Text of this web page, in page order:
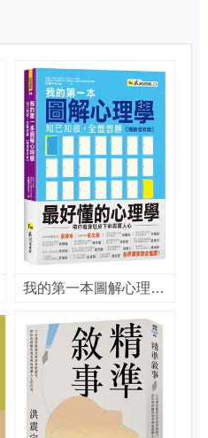
我的第一本圖解心理學 : 知己知彼, 全盤皆勝 / 洪震宇(Ryan)作